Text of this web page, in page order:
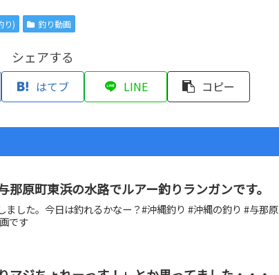
り) 釣り動画
シェアする
はてブ LINE コピー
那原町東浜の水路でルアー釣りランガンです。
ました。今日は釣れるかなー？#沖縄釣り #沖縄の釣り #与那原
です